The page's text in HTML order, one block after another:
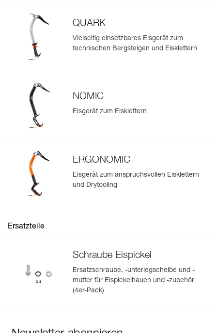
QUARK
Vielseitig einsetzbares Eisgerät zum
technischen Bergsteigen und Eisklettern
NOMIC
Eisgerät zum Eisklettern
ERGONOMIC
Eisgerät zum anspruchsvollen Eisklettern
und Drytooling
Ersatzteile
Schraube Eispickel
Ersatzschraube, -unterlegscheibe und -
mutter für Eispickelhauen und -zubehör
(4er-Pack)